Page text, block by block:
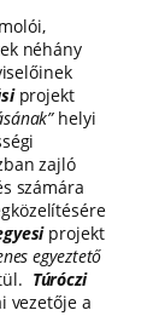
néhány
projekt
helyi
zajló
számára
projekt
egyeztető
Túróczi
vezetője a